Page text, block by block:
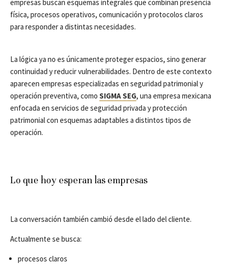
empresas buscan esquemas integrales que combinan presencia
física, procesos operativos, comunicación y protocolos claros
para responder a distintas necesidades.
La lógica ya no es únicamente proteger espacios, sino generar
continuidad y reducir vulnerabilidades. Dentro de este contexto
aparecen empresas especializadas en seguridad patrimonial y
operación preventiva, como SIGMA SEG, una empresa mexicana
enfocada en servicios de seguridad privada y protección
patrimonial con esquemas adaptables a distintos tipos de
operación.
Lo que hoy esperan las empresas
La conversación también cambió desde el lado del cliente.
Actualmente se busca:
procesos claros